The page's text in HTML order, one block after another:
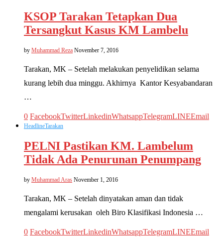
KSOP Tarakan Tetapkan Dua
Tersangkut Kasus KM Lambelu
by Muhammad Reza November 7, 2016
Tarakan, MK – Setelah melakukan penyelidikan selama
kurang lebih dua minggu. Akhirnya Kantor Kesyabandaran
…
0 FacebookTwitterLinkedinWhatsappTelegramLINEEmail
HeadlineTarakan
PELNI Pastikan KM. Lambelum
Tidak Ada Penurunan Penumpang
by Muhammad Aras November 1, 2016
Tarakan, MK – Setelah dinyatakan aman dan tidak
mengalami kerusakan oleh Biro Klasifikasi Indonesia …
0 FacebookTwitterLinkedinWhatsappTelegramLINEEmail